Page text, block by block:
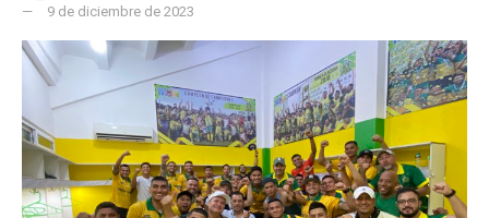
9 de diciembre de 2023